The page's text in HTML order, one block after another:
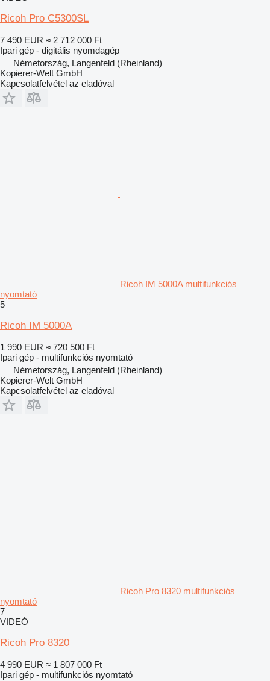
Ricoh Pro C5300SL
7 490 EUR ≈ 2 712 000 Ft
Ipari gép - digitális nyomdagép
Németország, Langenfeld (Rheinland)
Kopierer-Welt GmbH
Kapcsolatfelvétel az eladóval
Ricoh IM 5000A multifunkciós
nyomtató
5
Ricoh IM 5000A
1 990 EUR ≈ 720 500 Ft
Ipari gép - multifunkciós nyomtató
Németország, Langenfeld (Rheinland)
Kopierer-Welt GmbH
Kapcsolatfelvétel az eladóval
Ricoh Pro 8320 multifunkciós
nyomtató
7
VIDEÓ
Ricoh Pro 8320
4 990 EUR ≈ 1 807 000 Ft
Ipari gép - multifunkciós nyomtató